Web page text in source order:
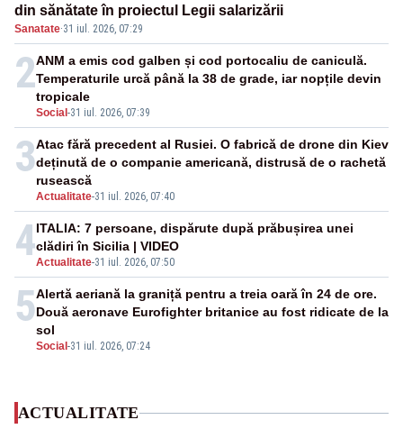
din sănătate în proiectul Legii salarizării
Sanatate·31 iul. 2026, 07:29
2
Social -31 iul. 2026, 07:39
ANM a emis cod galben și cod portocaliu de caniculă.
Temperaturile urcă până la 38 de grade, iar nopțile devin
tropicale
3
Actualitate-31 iul. 2026, 07:40
Atac fără precedent al Rusiei. O fabrică de drone din Kiev
deținută de o companie americană, distrusă de o rachetă
rusească
4Actualitate-31 iul. 2026, 07:50
ITALIA: 7 persoane, dispărute după prăbușirea unei
clădiri în Sicilia | VIDEO
5
Social -31 iul. 2026, 07:24
Alertă aeriană la graniță pentru a treia oară în 24 de ore.
Două aeronave Eurofighter britanice au fost ridicate de la
sol
ACTUALITATE